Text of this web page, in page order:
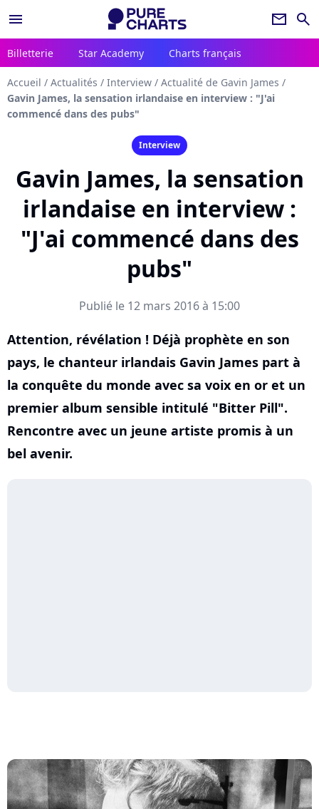
menu newsletter search
Billetterie Star Academy Charts français
Accueil / Actualités / Interview / Actualité de Gavin James /
Gavin James, la sensation irlandaise en interview : "J'ai
commencé dans des pubs"
Interview
Gavin James, la sensation
irlandaise en interview :
"J'ai commencé dans des
pubs"
Publié le 12 mars 2016 à 15:00
Attention, révélation ! Déjà prophète en son
pays, le chanteur irlandais Gavin James part à
la conquête du monde avec sa voix en or et un
premier album sensible intitulé "Bitter Pill".
Rencontre avec un jeune artiste promis à un
bel avenir.